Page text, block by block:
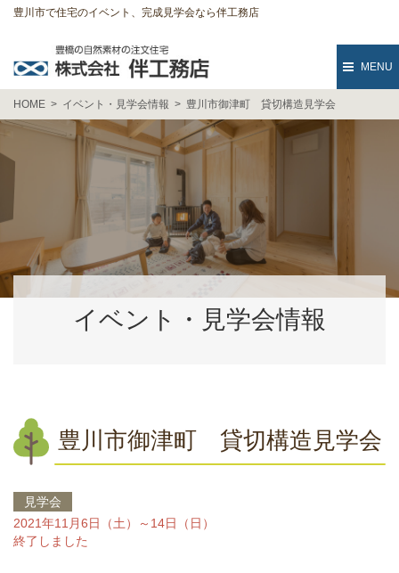
豊川市で住宅のイベント、完成見学会なら伴工務店
MENU
HOME イベント・見学会情報 豊川市御津町 貸切構造見学会
イベント・見学会情報
豊川市御津町 貸切構造見学会
見学会
2021年11月6日（土）～14日（日）
終了しました